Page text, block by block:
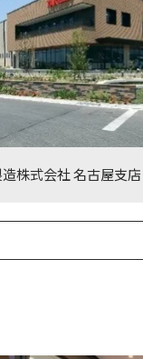
株式会社 名古屋支店